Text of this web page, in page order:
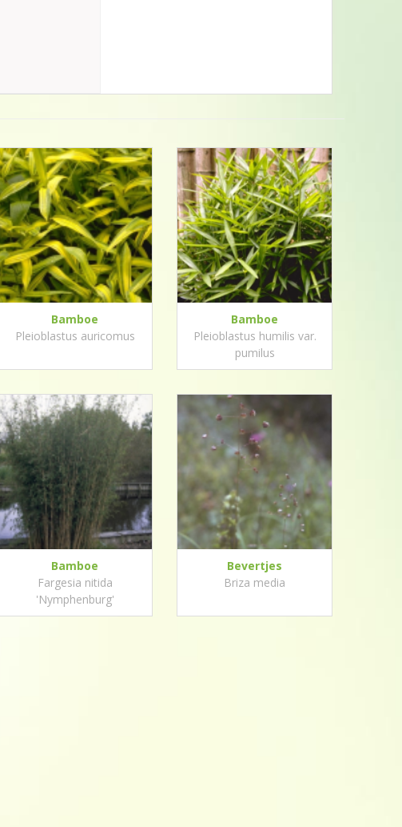
Bamboe
Pleioblastus auricomus
Bamboe
Pleioblastus humilis var.
pumilus
Bamboe
Fargesia nitida
'Nymphenburg'
Bevertjes
Briza media